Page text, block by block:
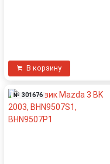
В корзину
№ 301676